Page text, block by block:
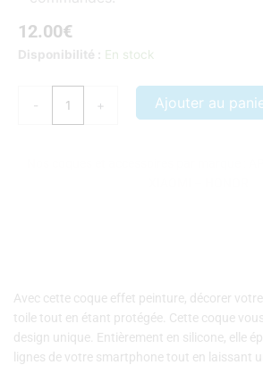
12.00€
Disponibilité : En stock
-
quantité
+ Ajouter au
Avec cette coque effet peinture, décorer
toile tout en étant protégée. Cette coque
design unique. Entièrement en silicone, elle
lignes de votre smartphone tout en laissant